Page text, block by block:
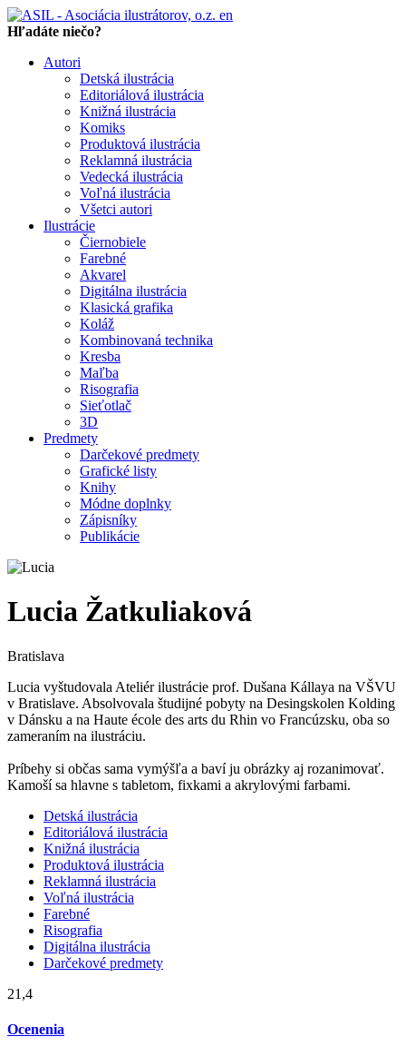
en
Hľadáte niečo?
Autori
Detská ilustrácia
Editoriálová ilustrácia
Knižná ilustrácia
Komiks
Produktová ilustrácia
Reklamná ilustrácia
Vedecká ilustrácia
Voľná ilustrácia
Všetci autori
Ilustrácie
Čiernobiele
Farebné
Akvarel
Digitálna ilustrácia
Klasická grafika
Koláž
Kombinovaná technika
Kresba
Maľba
Risografia
Sieťotlač
3D
Predmety
Darčekové predmety
Grafické listy
Knihy
Módne doplnky
Zápisníky
Publikácie
Lucia Žatkuliaková
Bratislava
Lucia vyštudovala Ateliér ilustrácie prof. Dušana Kállaya na VŠVU
v Bratislave. Absolvovala študijné pobyty na Desingskolen Kolding
v Dánsku a na Haute école des arts du Rhin vo Francúzsku, oba so
zameraním na ilustráciu.
Príbehy si občas sama vymýšľa a baví ju obrázky aj rozanimovať.
Kamoší sa hlavne s tabletom, fixkami a akrylovými farbami.
Detská ilustrácia
Editoriálová ilustrácia
Knižná ilustrácia
Produktová ilustrácia
Reklamná ilustrácia
Voľná ilustrácia
Farebné
Risografia
Digitálna ilustrácia
Darčekové predmety
21,4
Ocenenia